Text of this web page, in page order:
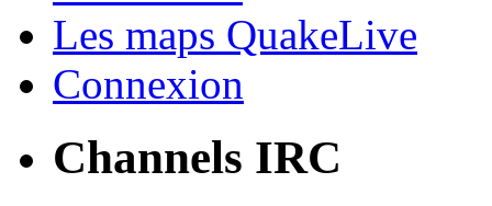
Les maps QuakeLive
Connexion
Channels IRC